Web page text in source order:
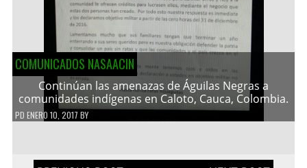
COMUNICADOS NASAACIN
Continúan las amenazas de Águilas Negras a
comunidades indígenas en Caloto, Cauca, Colombia.
PD ENERO 10, 2017 BY